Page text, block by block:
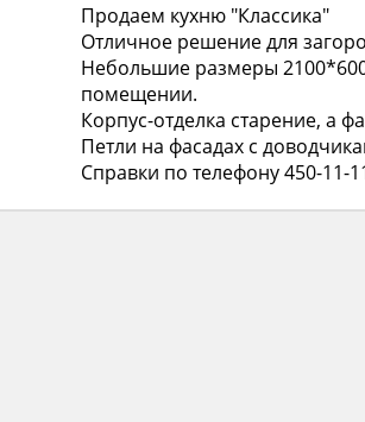
Продаем кухню "Классика"
Отличное решение для
Небольшие размеры
помещении.
Корпус-отделка старение, а
Петли на фасадах с
Справки по телефону 450-11-